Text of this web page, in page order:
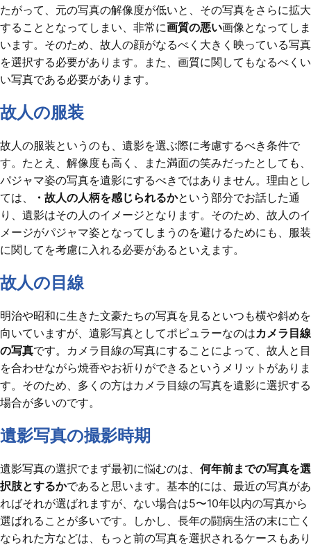
たがって、元の写真の解像度が低いと、その写真をさらに拡大
することとなってしまい、非常に画質の悪い画像となってしま
います。そのため、故人の顔がなるべく大きく映っている写真
を選択する必要があります。また、画質に関してもなるべくい
い写真である必要があります。
故人の服装
故人の服装というのも、遺影を選ぶ際に考慮するべき条件で
す。たとえ、解像度も高く、また満面の笑みだったとしても、
パジャマ姿の写真を遺影にするべきではありません。理由とし
ては、
・故人の人柄を感じられるかという部分でお話した通
り、遺影はその人のイメージとなります。そのため、故人のイ
メージがパジャマ姿となってしまうのを避けるためにも、服装
に関してを考慮に入れる必要があるといえます。
故人の目線
明治や昭和に生きた文豪たちの写真を見るといつも横や斜めを
向いていますが、遺影写真としてポピュラーなのはカメラ目線
の写真です。カメラ目線の写真にすることによって、故人と目
を合わせながら焼香やお祈りができるというメリットがありま
す。そのため、多くの方はカメラ目線の写真を遺影に選択する
場合が多いのです。
遺影写真の撮影時期
遺影写真の選択でまず最初に悩むのは、 何年前までの写真を選
択肢とするかであると思います。基本的には、最近の写真があ
ればそれが選ばれますが、ない場合は5〜10年以内の写真から
選ばれることが多いです。しかし、長年の闘病生活の末に亡く
なられた方などは、もっと前の写真を選択されるケースもあり